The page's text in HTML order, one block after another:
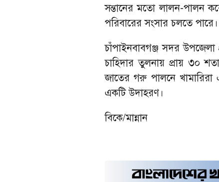
সন্তানের মতো লালন-পালন
পরিবারের সংসার চলতে
চাঁপাইনবাবগঞ্জ সদর উপজেলা
চাহিদার তুলনায় প্রায় ৩০
জাতের গরু পালনে
একটি উদাহরণ।
বিকে/মান্নান